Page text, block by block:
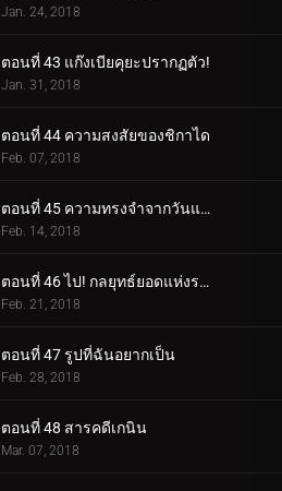
Jan. 24, 2018
ตอนที่ 43 แก๊งเบียคุยะปรากฏตัว!
Jan. 31, 2018
ตอนที่ 44 ความสงสัยของชิกาได
Feb. 07, 2018
ตอนที่ 45 ความทรงจำจากวันแห่งหิมะ
Feb. 14, 2018
ตอนที่ 46 ไป! กลยุทธ์ยอดแห่งราตรี
Feb. 21, 2018
ตอนที่ 47 รูปที่ฉันอยากเป็น
Feb. 28, 2018
ตอนที่ 48 สารคดีเกนิน
Mar. 07, 2018